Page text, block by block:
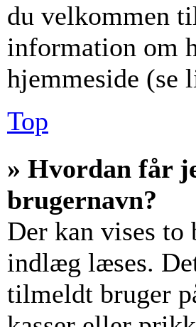
du velkommen
information om
hjemmeside (se
Top
» Hvordan får
brugernavn?
Der kan vises to
indlæg læses.
tilmeldt bruger